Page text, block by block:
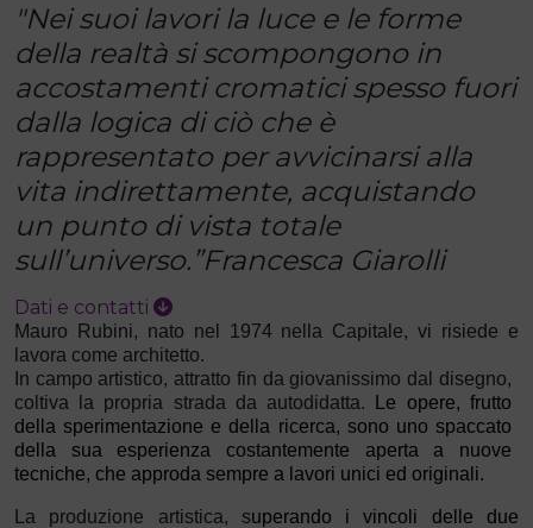
"Nei suoi lavori la luce e le forme
della realtà si scompongono in
accostamenti cromatici spesso fuori
dalla logica di ciò che è
rappresentato per avvicinarsi alla
vita indirettamente, acquistando
un punto di vista totale
sull’universo.”Francesca Giarolli
Dati e contatti
Mauro Rubini, nato nel 1974 nella Capitale, vi risiede e
lavora come architetto.
In campo artistico, attratto fin da giovanissimo dal disegno,
coltiva la propria strada da autodidatta.
Le opere, frutto
della sperimentazione e della ricerca, sono uno spaccato
della sua esperienza costantemente aperta a nuove
tecniche, che approda sempre a lavori unici ed originali.
La produzione artistica, superando i vincoli delle due